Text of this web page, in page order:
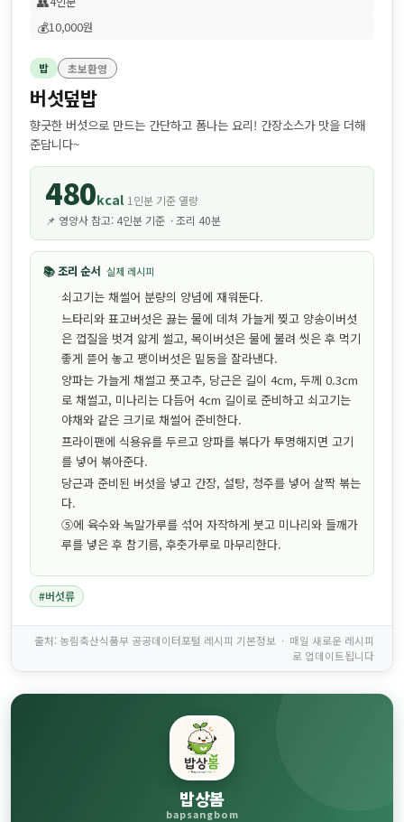
💰10,000원
밥 초보환영
버섯덮밥
향긋한 버섯으로 만드는 간단하고 폼나는 요리! 간장소스가 맛을 더해
준답니다~
480kcal 1인분 기준 열량
📌 영양사 참고: 4인분 기준 · 조리 40분
📚 조리 순서 실제 레시피
쇠고기는 채썰어 분량의 양념에 재워둔다.
느타리와 표고버섯은 끓는 물에 데쳐 가늘게 찢고 양송이버섯
은 껍질을 벗겨 얇게 썰고, 목이버섯은 물에 불려 씻은 후 먹기
좋게 뜯어 놓고 팽이버섯은 밑둥을 잘라낸다.
양파는 가늘게 채썰고 풋고추, 당근은 길이 4cm, 두께 0.3cm
로 채썰고, 미나리는 다듬어 4cm 길이로 준비하고 쇠고기는
야채와 같은 크기로 채썰어 준비한다.
프라이팬에 식용유를 두르고 양파를 볶다가 투명해지면 고기
를 넣어 볶아준다.
당근과 준비된 버섯을 넣고 간장, 설탕, 청주를 넣어 살짝 볶는
다.
⑤에 육수와 녹말가루를 섞어 자작하게 붓고 미나리와 들깨가
루를 넣은 후 참기름, 후춧가루로 마무리한다.
#버섯류
출처: 농림축산식품부 공공데이터포털 레시피 기본정보 · 매일 새로운 레시피
로 업데이트됩니다
밥상봄
bapsangbom